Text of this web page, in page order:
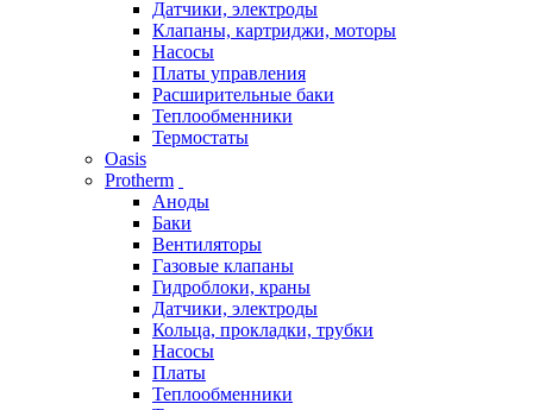
Датчики, электроды
Клапаны, картриджи, моторы
Насосы
Платы управления
Расширительные баки
Теплообменники
Термостаты
Oasis
Protherm
Аноды
Баки
Вентиляторы
Газовые клапаны
Гидроблоки, краны
Датчики, электроды
Кольца, прокладки, трубки
Насосы
Платы
Теплообменники